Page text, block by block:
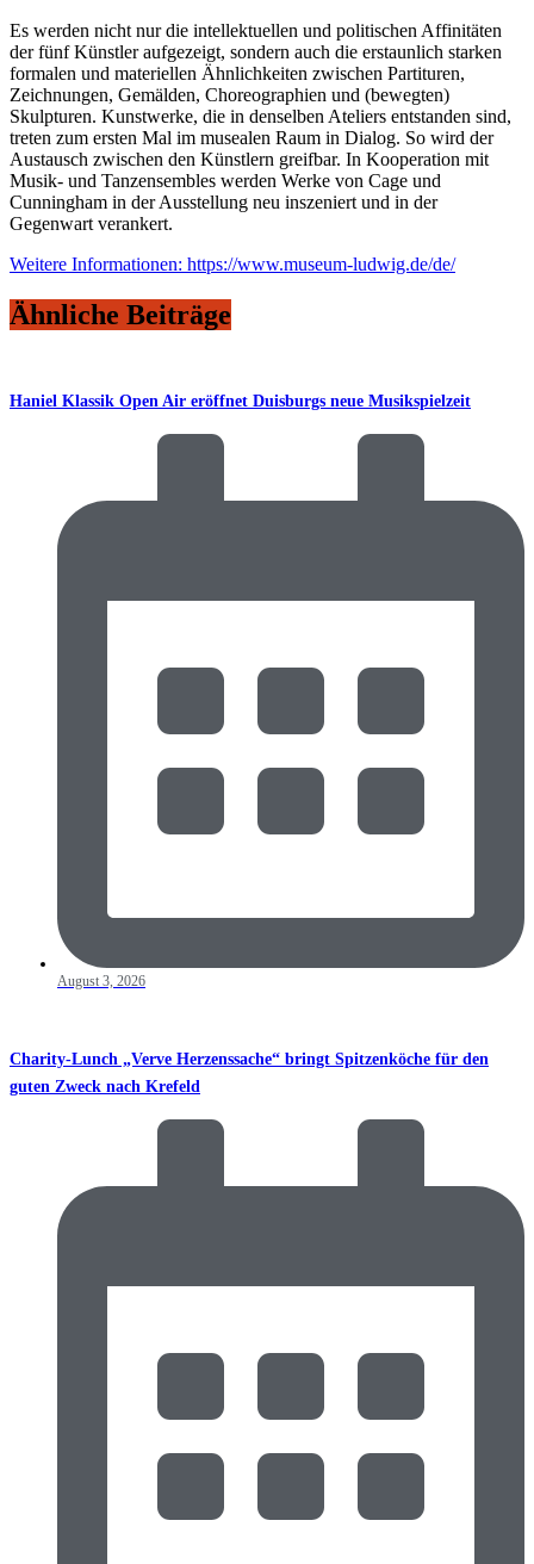
Es werden nicht nur die intellektuellen und politischen Affinitäten
der fünf Künstler aufgezeigt, sondern auch die erstaunlich starken
formalen und materiellen Ähnlichkeiten zwischen Partituren,
Zeichnungen, Gemälden, Choreographien und (bewegten)
Skulpturen. Kunstwerke, die in denselben Ateliers entstanden sind,
treten zum ersten Mal im musealen Raum in Dialog. So wird der
Austausch zwischen den Künstlern greifbar. In Kooperation mit
Musik- und Tanzensembles werden Werke von Cage und
Cunningham in der Ausstellung neu inszeniert und in der
Gegenwart verankert.
Weitere Informationen: https://www.museum-ludwig.de/de/
Ähnliche Beiträge
Haniel Klassik Open Air eröffnet Duisburgs neue Musikspielzeit
August 3, 2026
Charity-Lunch „Verve Herzenssache“ bringt Spitzenköche für den
guten Zweck nach Krefeld